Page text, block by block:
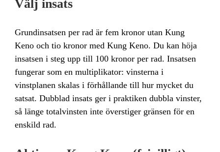
Välj insats
Grundinsatsen per rad är fem kronor utan Kung
Keno och tio kronor med Kung Keno. Du kan höja
insatsen i steg upp till 100 kronor per rad. Insatsen
fungerar som en multiplikator: vinsterna i
vinstplanen skalas i förhållande till hur mycket du
satsat. Dubblad insats ger i praktiken dubbla vinster,
så länge totalvinsten inte överstiger gränsen för en
enskild rad.